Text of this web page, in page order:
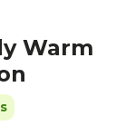
Warm